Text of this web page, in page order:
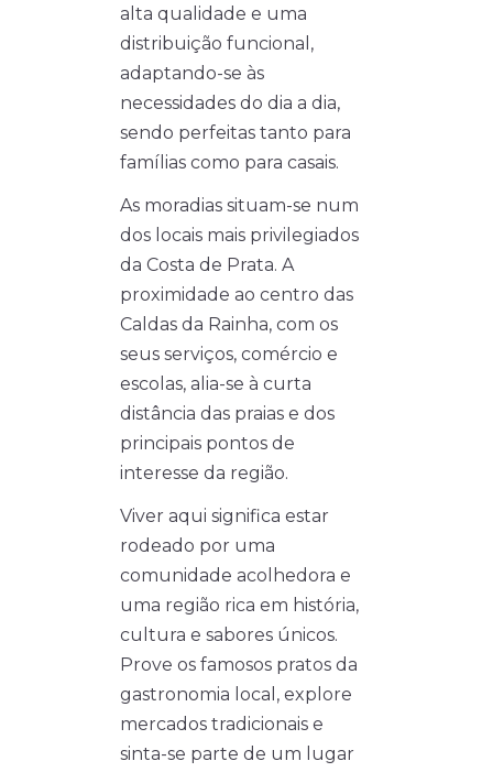
alta qualidade e uma
distribuição funcional,
adaptando-se às
necessidades do dia a dia,
sendo perfeitas tanto para
famílias como para casais.
As moradias situam-se num
dos locais mais privilegiados
da Costa de Prata. A
proximidade ao centro das
Caldas da Rainha, com os
seus serviços, comércio e
escolas, alia-se à curta
distância das praias e dos
principais pontos de
interesse da região.
Viver aqui significa estar
rodeado por uma
comunidade acolhedora e
uma região rica em história,
cultura e sabores únicos.
Prove os famosos pratos da
gastronomia local, explore
mercados tradicionais e
sinta-se parte de um lugar